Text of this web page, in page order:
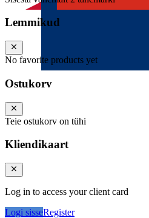
Lemmikud
No favorite products yet
Ostukorv
Teie ostukorv on tühi
Kliendikaart
Log in to access your client card
Logi sisseRegister